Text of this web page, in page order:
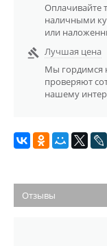
Оплачивайте
наличными
или

Лучшая цена
Мы гордимся
проверяют
нашему
Отзывы